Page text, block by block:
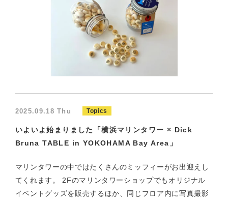
2025.09.18 Thu Topics
いよいよ始まりました「横浜マリンタワー × Dick
Bruna TABLE in YOKOHAMA Bay Area」
マリンタワーの中ではたくさんのミッフィーがお出迎えし
てくれます。 2Fのマリンタワーショップでもオリジナル
イベントグッズを販売するほか、同じフロア内に写真撮影